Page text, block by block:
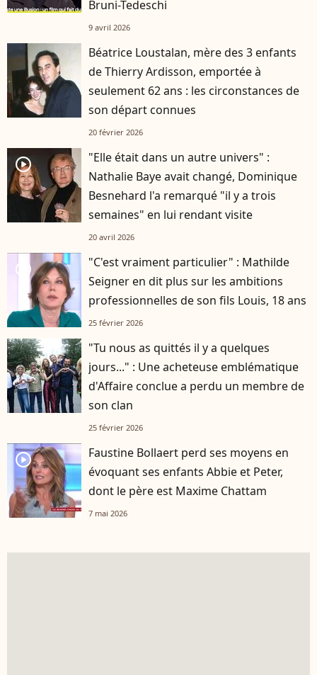
Bruni-Tedeschi
9 avril 2026
Béatrice Loustalan, mère des 3 enfants
de Thierry Ardisson, emportée à
seulement 62 ans : les circonstances de
son départ connues
20 février 2026
player2
"Elle était dans un autre univers" :
Nathalie Baye avait changé, Dominique
Besnehard l'a remarqué "il y a trois
semaines" en lui rendant visite
20 avril 2026
player2
"C'est vraiment particulier" : Mathilde
Seigner en dit plus sur les ambitions
professionnelles de son fils Louis, 18 ans
25 février 2026
"Tu nous as quittés il y a quelques
jours..." : Une acheteuse emblématique
d'Affaire conclue a perdu un membre de
son clan
25 février 2026
player2
Faustine Bollaert perd ses moyens en
évoquant ses enfants Abbie et Peter,
dont le père est Maxime Chattam
7 mai 2026